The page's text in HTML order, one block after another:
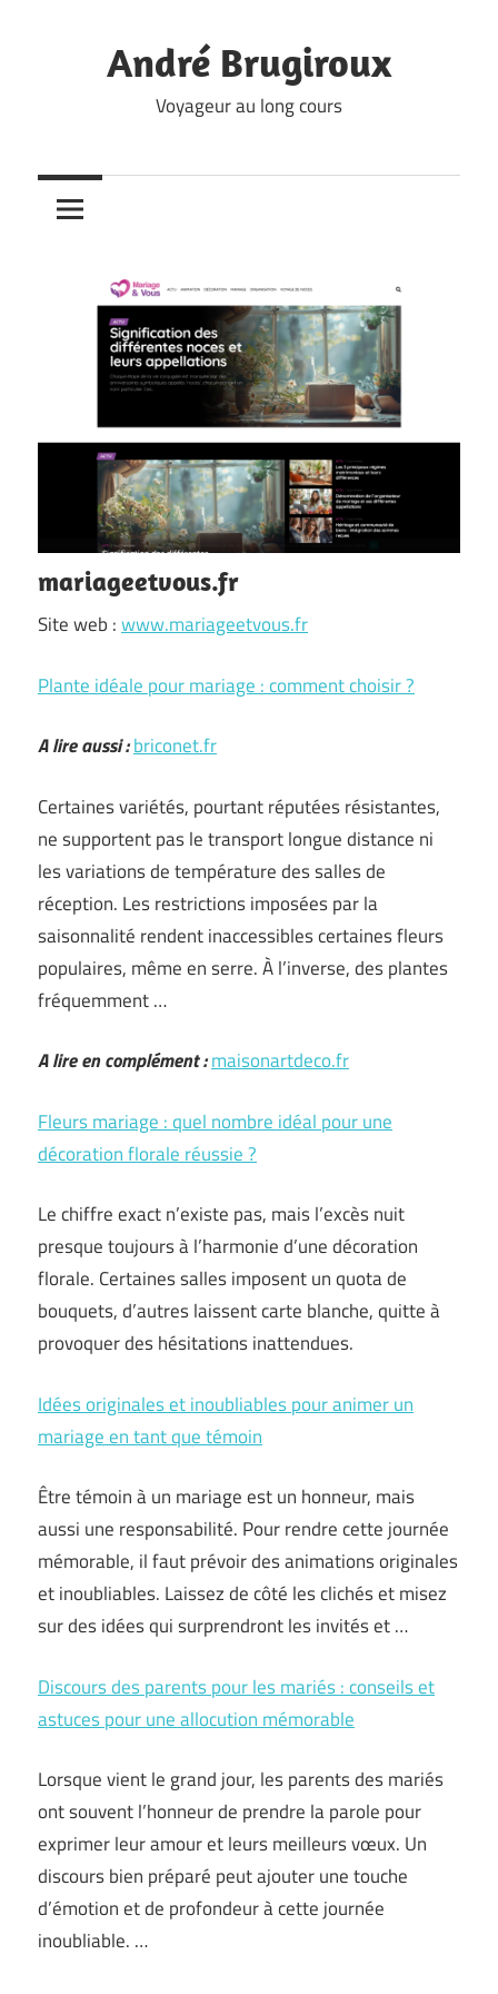
André Brugiroux
Voyageur au long cours
mariageetvous.fr
Site web :www.mariageetvous.fr
Plante idéale pour mariage : comment choisir ?
A lire aussi :briconet.fr
Certaines variétés, pourtant réputées résistantes,
ne supportent pas le transport longue distance ni
les variations de température des salles de
réception. Les restrictions imposées par la
saisonnalité rendent inaccessibles certaines fleurs
populaires, même en serre. À l’inverse, des plantes
fréquemment …
A lire en complément :maisonartdeco.fr
Fleurs mariage : quel nombre idéal pour une
décoration florale réussie ?
Le chiffre exact n’existe pas, mais l’excès nuit
presque toujours à l’harmonie d’une décoration
florale. Certaines salles imposent un quota de
bouquets, d’autres laissent carte blanche, quitte à
provoquer des hésitations inattendues.
Idées originales et inoubliables pour animer un
mariage en tant que témoin
Être témoin à un mariage est un honneur, mais
aussi une responsabilité. Pour rendre cette journée
mémorable, il faut prévoir des animations originales
et inoubliables. Laissez de côté les clichés et misez
sur des idées qui surprendront les invités et …
Discours des parents pour les mariés : conseils et
astuces pour une allocution mémorable
Lorsque vient le grand jour, les parents des mariés
ont souvent l’honneur de prendre la parole pour
exprimer leur amour et leurs meilleurs vœux. Un
discours bien préparé peut ajouter une touche
d’émotion et de profondeur à cette journée
inoubliable. …